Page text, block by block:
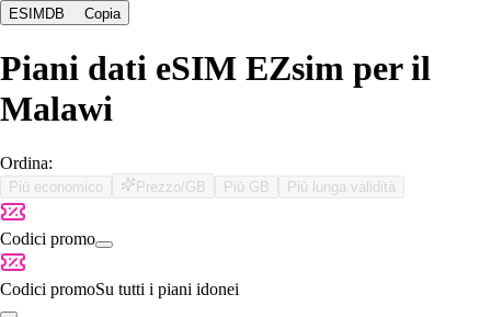
ESIMDB Copia
Piani dati eSIM EZsim per il
Malawi
Ordina:
Più economico Prezzo/GB Più GB Più lunga validità
Codici promo
Codici promoSu tutti i piani idonei